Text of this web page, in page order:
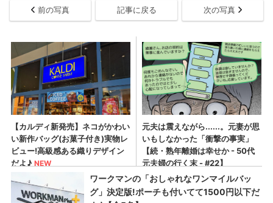
前の写真 記事に戻る 次の写真